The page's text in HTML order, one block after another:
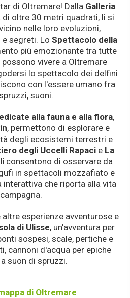
di Oltremare! Dalla Galleria
di oltre 30 metri quadrati, li si
nelle loro evoluzioni,
segreti. Lo Spettacolo della
più emozionante tra tutte
vivere a Oltremare
lo spettacolo dei delfini
con l'essere umano fra
suoni.
alla fauna e alla flora,
, permettono di esplorare e
degli ecosistemi terrestri e
degli Uccelli Rapaci e La
consentono di osservare da
in spettacoli mozzafiato e
interattiva che riporta alla vita
esperienze avventurose e
di Ulisse, un'avventura per
sospesi, scale, pertiche e
cannoni d'acqua per epiche
suon di spruzzi.
di Oltremare